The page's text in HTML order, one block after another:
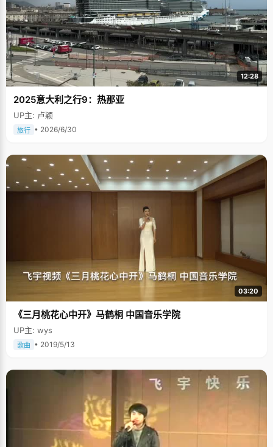
12:28
2025意大利之行9：热那亚
UP主: 卢颖
旅行 • 2026/6/30
03:20
《三月桃花心中开》马鹤桐 中国音乐学院
UP主: wys
歌曲 • 2019/5/13